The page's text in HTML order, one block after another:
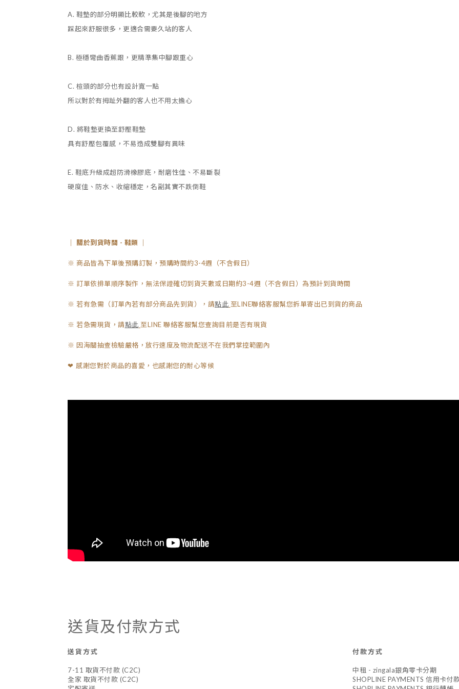
A. 鞋墊的部分明顯比較軟，尤其是後腳的地方
踩起來舒服很多，更適合需要久站的客人
B. 極穩彎曲香蕉跟， 更精準集中腳跟重心
C. 楦頭的部分也有設計寬一點
所以對於有拇趾外翻的客人也不用太擔心
D. 將鞋墊更換至舒壓鞋墊
具有舒壓包覆感，不易造成雙腳有異味
E. 鞋底升級成超防滑橡膠底，耐磨性佳、不易斷裂
硬度佳、防水、收縮穩定，名副其實不跌倒鞋
｜ 關於到貨時間 - 鞋類 ｜
※ 商品皆為下單後預購訂製，預購時間約3-4週（不含假日）
※ 訂單依排單順序製作，無法保證確切到貨天數或日期約3-4週（不含假日）為預計到貨時間
※ 若有急需（訂單內若有部分商品先到貨），請點此 至LINE聯絡客服幫您拆單寄出已到貨的商品
※ 若急需現貨，請點此 至LINE 聯絡客服幫您查詢目前是否有現貨
※ 因海關抽查檢驗嚴格，放行速度及物流配送不在我們掌控範圍內
❤︎ 感謝您對於商品的喜愛，也感謝您的耐心等候
送貨及付款方式
送貨方式
7-11 取貨不付款 (C2C)
全家 取貨不付款 (C2C)
付款方式
中租 - zingala銀角零卡分期
SHOPLINE PAYMENTS 信用卡付